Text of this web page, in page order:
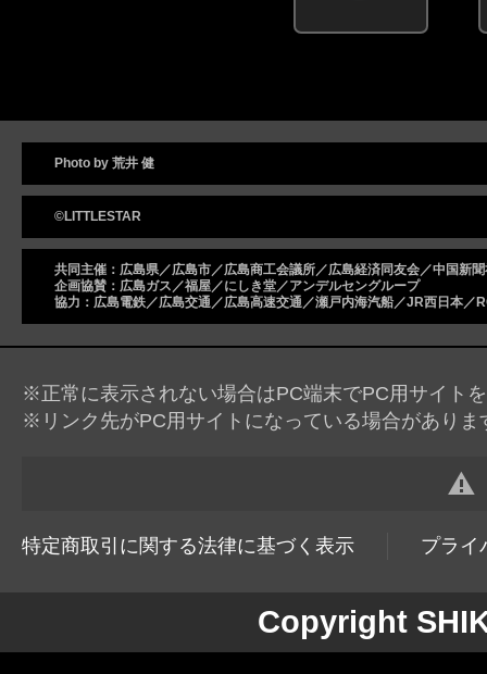
Photo by 荒井 健
©LITTLESTAR
共同主催：広島県／広島市／広島商工会議所／広島経済同友会／中国新
企画協賛：広島ガス／福屋／にしき堂／アンデルセングループ
協力：広島電鉄／広島交通／広島高速交通／瀬戸内海汽船／JR西日本／
※正常に表示されない場合はPC端末でPC用サイト
※リンク先がPC用サイトになっている場合がありま
特定商取引に関する法律に基づく表示 プライ
Copyright